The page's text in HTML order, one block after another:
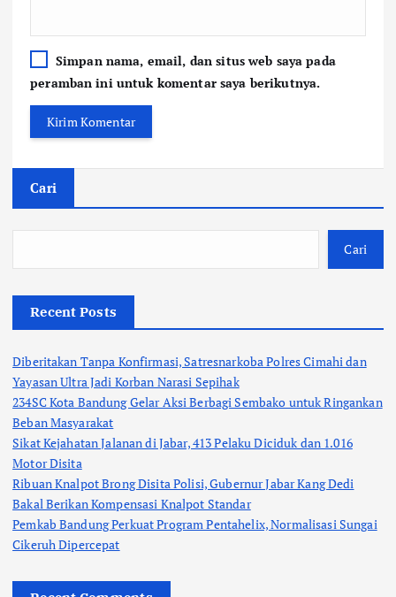
Simpan nama, email, dan situs web saya pada
peramban ini untuk komentar saya berikutnya.
Cari
Cari
Recent Posts
Diberitakan Tanpa Konfirmasi, Satresnarkoba Polres Cimahi dan
Yayasan Ultra Jadi Korban Narasi Sepihak
234SC Kota Bandung Gelar Aksi Berbagi Sembako untuk Ringankan
Beban Masyarakat
Sikat Kejahatan Jalanan di Jabar, 413 Pelaku Diciduk dan 1.016
Motor Disita
Ribuan Knalpot Brong Disita Polisi, Gubernur Jabar Kang Dedi
Bakal Berikan Kompensasi Knalpot Standar
Pemkab Bandung Perkuat Program Pentahelix, Normalisasi Sungai
Cikeruh Dipercepat